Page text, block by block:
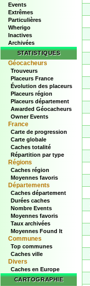
Events
Extrêmes
Particulières
Wherigo
Inactives
Archivées
STATISTIQUES
Géocacheurs
Trouveurs
Placeurs France
Évolution des placeurs
Placeurs région
Placeurs département
Awarded Géocacheurs
Owner Events
France
Carte de progression
Carte globale
Caches totalité
Répartition par type
Régions
Caches région
Moyennes favoris
Départements
Caches département
Durées caches
Nombre Events
Moyennes favoris
Taux archivées
Moyennes Found It
Communes
Top communes
Caches ville
Divers
Caches en Europe
CARTOGRAPHIE